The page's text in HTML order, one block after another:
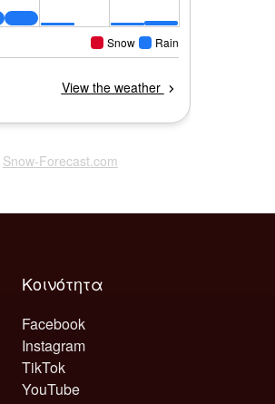
Snow-Forecast.com
Κοινότητα
Facebook
Instagram
TikTok
YouTube